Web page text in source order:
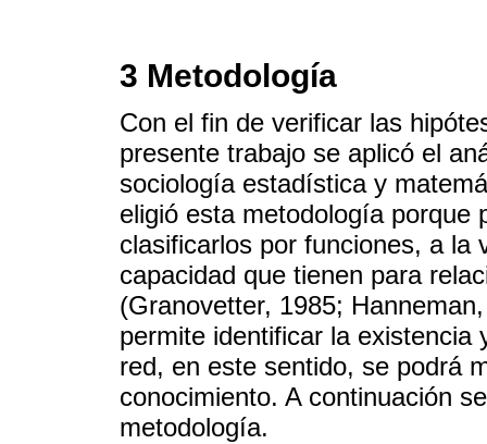
3 Metodología
Con el fin de verificar las
presente trabajo se aplicó el
sociología estadística y
eligió esta metodología porque
clasificarlos por funciones, a la
capacidad que tienen para
(Granovetter, 1985;
permite identificar la
red, en este sentido, se podrá
conocimiento. A continuación
metodología.